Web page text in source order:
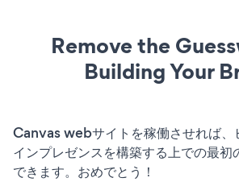
Remove the
Building Your
Canvas webサイトを稼働させれば、
インプレゼンスを構築する上での最初
できます。おめでとう！